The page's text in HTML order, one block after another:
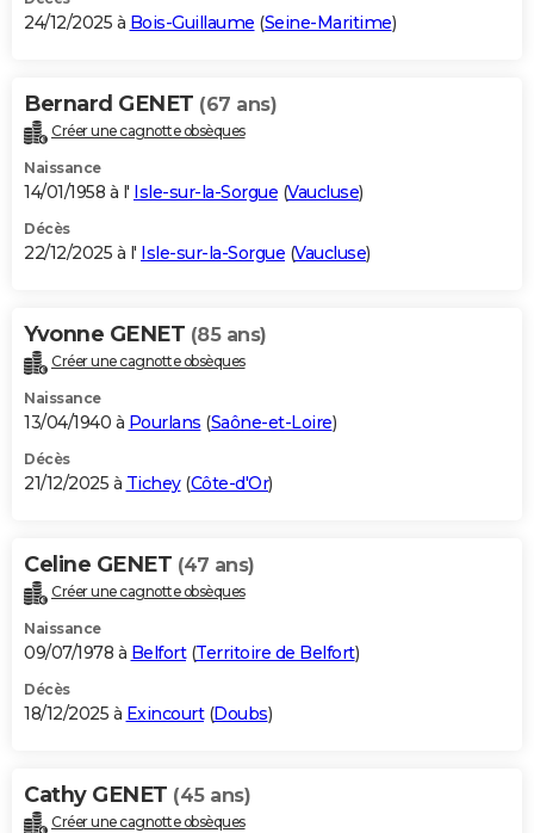
24/12/2025 à Bois-Guillaume (Seine-Maritime)
Bernard GENET (67 ans)
Créer une cagnotte obsèques
Naissance
14/01/1958 à l' Isle-sur-la-Sorgue (Vaucluse)
Décès
22/12/2025 à l' Isle-sur-la-Sorgue (Vaucluse)
Yvonne GENET (85 ans)
Créer une cagnotte obsèques
Naissance
13/04/1940 à Pourlans (Saône-et-Loire)
Décès
21/12/2025 à Tichey(Côte-d'Or)
Celine GENET (47 ans)
Créer une cagnotte obsèques
Naissance
09/07/1978 à Belfort(Territoire de Belfort)
Décès
18/12/2025 à Exincourt(Doubs)
Cathy GENET (45 ans)
Créer une cagnotte obsèques